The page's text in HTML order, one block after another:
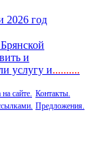
2026 год
и
услугу и..........
сайте. Контакты.
Предложения.